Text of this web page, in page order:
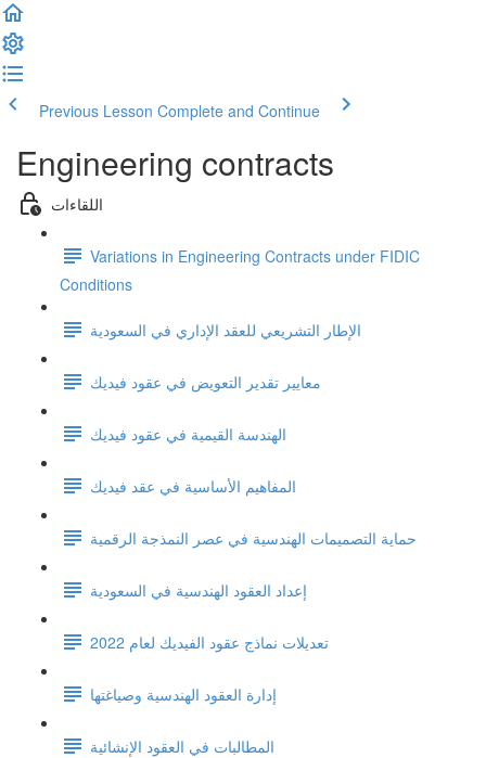
Previous Lesson Complete and Continue
Engineering contracts
اللقاءات
Variations in Engineering Contracts under FIDIC
Conditions
الإطار التشريعي للعقد الإداري في السعودية
معايير تقدير التعويض في عقود فيديك
الهندسة القيمية في عقود فيديك
المفاهيم الأساسية في عقد فيديك
حماية التصميمات الهندسية في عصر النمذجة الرقمية
إعداد العقود الهندسية في السعودية
تعديلات نماذج عقود الفيديك لعام 2022
إدارة العقود الهندسية وصياغتها
المطالبات في العقود الإنشائية